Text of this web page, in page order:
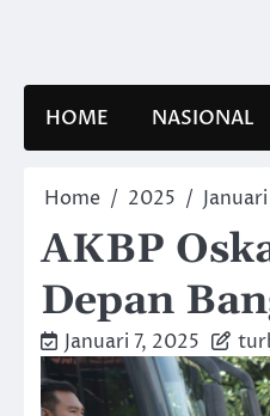
HOME NASIONAL
Home 2025 Januari
AKBP
Depan
Januari 7, 2025